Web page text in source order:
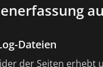
Dateien
der Seiten erhebt